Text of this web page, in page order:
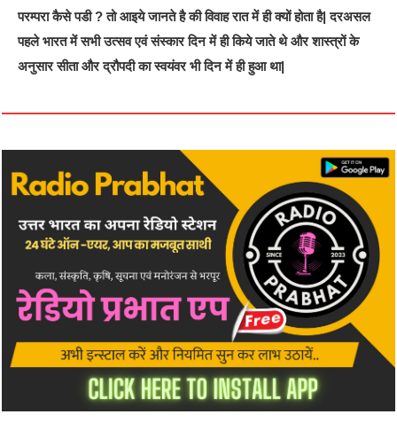
परम्परा कैसे पडी ? तो आइये जानते है की विवाह रात में ही क्यों होता है| दरअसल
पहले भारत में सभी उत्सव एवं संस्कार दिन में ही किये जाते थे और शास्त्रों के
अनुसार सीता और द्रौपदी का स्वयंवर भी दिन में ही हुआ था|